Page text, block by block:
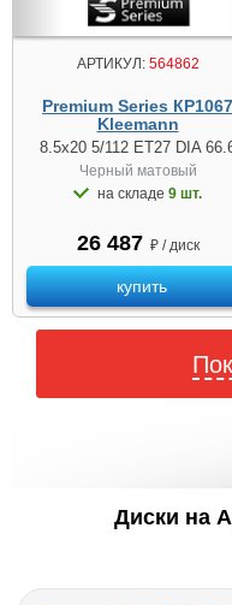
АРТИКУЛ:564862
Premium Series КР1067
Kleemann
8.5x20 5/112 ET27 DIA
Черный матовый
на складе 9 шт.
26 487 ₽ / диск
купить
Диски на